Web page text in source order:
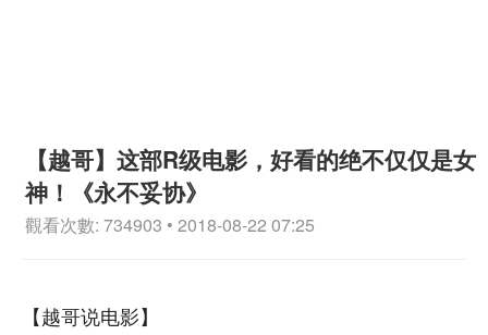
【越哥】这部R级电影，好看的绝不仅仅是女
神！《永不妥协》
觀看次數: 734903 • 2018-08-22 07:25
【越哥说电影】